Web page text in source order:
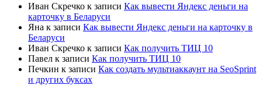
Иван Скречко к записи Как вывести Яндекс деньги на
карточку в Беларуси
Яна к записи Как вывести Яндекс деньги на карточку в
Беларуси
Иван Скречко к записи Как получить ТИЦ 10
Павел к записи Как получить ТИЦ 10
Печкин к записи Как создать мультиаккаунт на SeoSprint
и других буксах